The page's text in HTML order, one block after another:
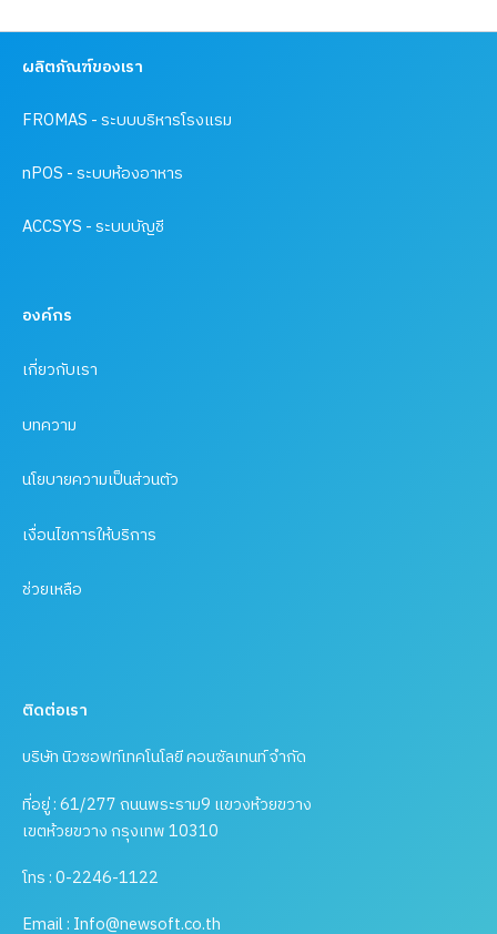
ผลิตภัณฑ์ของเรา
FROMAS - ระบบบริหารโรงแรม
nPOS - ระบบห้องอาหาร
ACCSYS - ระบบบัญชี
องค์กร
เกี่ยวกับเรา
บทความ
นโยบายความเป็นส่วนตัว
เงื่อนไขการให้บริการ
ช่วยเหลือ
ติดต่อเรา
บริษัท นิวซอฟท์เทคโนโลยี คอนซัลเทนท์ จำกัด
ที่อยู่ : 61/277 ถนนพระราม9 แขวงห้วยขวาง
เขตห้วยขวาง กรุงเทพ 10310
โทร : 0-2246-1122
Email : Info@newsoft.co.th